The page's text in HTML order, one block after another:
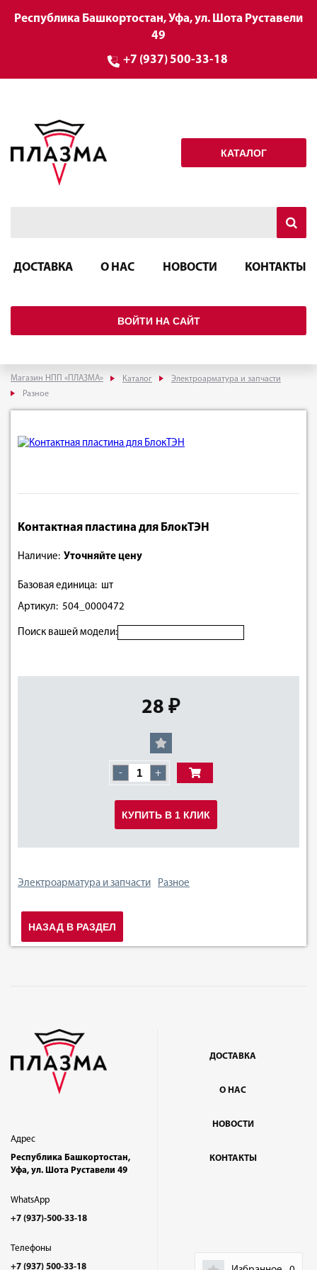
Республика Башкортостан, Уфа, ул. Шота Руставели
49
+7 (937) 500-33-18
КАТАЛОГ
ДОСТАВКА О НАС НОВОСТИ КОНТАКТЫ
ВОЙТИ НА САЙТ
Магазин НПП «ПЛАЗМА» Каталог
Электроарматура и запчасти
Разное
Контактная пластина для БлокТЭН
Наличие: Уточняйте цену
Базовая единица: шт
Артикул: 504_0000472
Поиск вашей модели:
28 ₽
- +
КУПИТЬ В 1 КЛИК
Электроарматура и запчасти Разное
НАЗАД В РАЗДЕЛ
Адрес
Республика Башкортостан,
Уфа, ул. Шота Руставели 49
WhatsApp
+7 (937)-500-33-18
Телефоны
+7 (937) 500-33-18
ДОСТАВКА
О НАС
НОВОСТИ
КОНТАКТЫ